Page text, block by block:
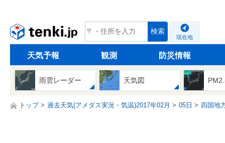
tenki.jp 検索
現在地
天気予報 観測 防災情報
雨雲レーダー 天気図
トップ 過去天気(アメダス実況・気温)2017年02月 05日 四国地